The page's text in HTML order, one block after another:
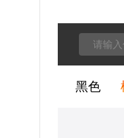
黑色